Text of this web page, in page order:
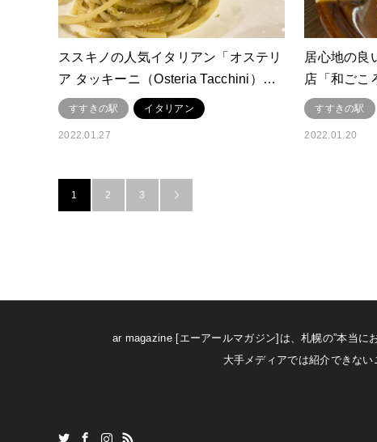
ススキノの人気イタリアン「オステリ
ア タッキーニ（Osteria Tacchini）…
すすきの駅 イタリアン
2022.01.27
居心地の良
店「和ごこ
すすきの駅
2022.01.20
1 2 3 
ar magazine [エーアールマガジン]は、札幌の”本当に
大手メディアでは紹介できな